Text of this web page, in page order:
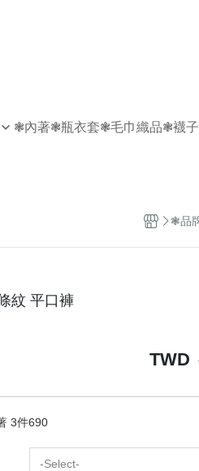
❃內著❃瓶衣套❃毛巾織品❃襪
❃品
紋 平口褲
TWD
3件690
-Select-